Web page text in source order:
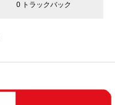
0 トラックバック